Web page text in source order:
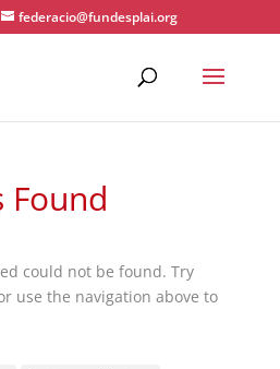
federacio@fundesplai.org
Found
could not be found. Try
use the navigation above to
D'ESTIU
ESPLAI